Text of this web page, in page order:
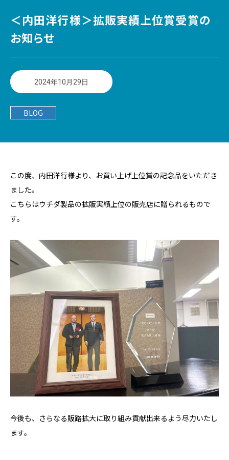
＜内田洋行様＞拡販実績上位賞受賞の
お知らせ
2024年10月29日
BLOG
この度、内田洋行様より、お買い上げ上位賞の記念品をいただき
ました。
こちらはウチダ製品の拡販実績上位の販売店に贈られるもので
す。
今後も、さらなる販路拡大に取り組み貢献出来るよう尽力いたし
ます。